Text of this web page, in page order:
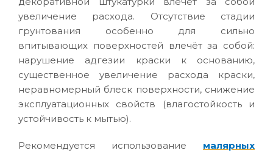
увеличение расхода. Отсутствие стадии
грунтования особенно для сильно
впитывающих поверхностей влечёт за собой:
нарушение адгезии краски к основанию,
существенное увеличение расхода краски,
неравномерный блеск поверхности, снижение
эксплуатационных свойств (влагостойкость и
устойчивость к мытью).
Рекомендуется использование малярных